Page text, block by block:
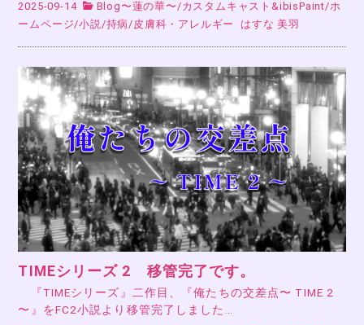
2025-09-14 Blog〜蓮の華〜/カスタムキャスト&ibisPaint/ホ
ームページ/小説/持病/皮膚科・アレルギー はすな 美羽
TIMEシリーズ 2 移管完了です。
『TIMEシリーズ』二作目、『俺たちの交差点〜 TIME 2
〜』をFC2小説より移管完了しました…